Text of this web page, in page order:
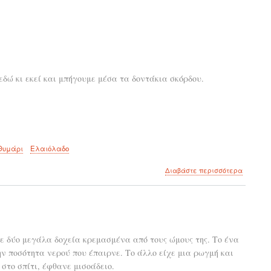
κι εκεί και μπήγουμε μέσα τα δοντάκια σκόρδου.
Ελαιόλαδο
Διαβάστε περισσότεραγια
μεγάλα δοχεία κρεμασμένα από τους ώμους της. Το ένα
ποσότητα νερού που έπαιρνε. Το άλλο είχε μια ρωγμή και
σπίτι, έφθανε μισοάδειο.